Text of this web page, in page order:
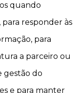
quando
responder às
para
a parceiro ou
gestão do
e para manter